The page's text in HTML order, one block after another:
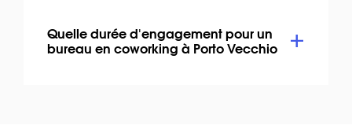
Quelle durée d'engagement pour un
bureau en coworking à Porto Vecchio